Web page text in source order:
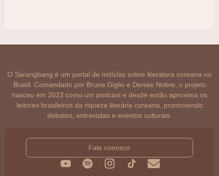
O Sarangbang é um portal de notícias sobre literatura coreana no
Brasil. Comandado por Bruna Giglio e Denise Nobre, o projeto
nasceu em 2023 como um podcast e desde então aproxima os
leitores brasileiros da riqueza literária coreana, promovendo
debates, entrevistas e eventos culturais.
Fale conosco